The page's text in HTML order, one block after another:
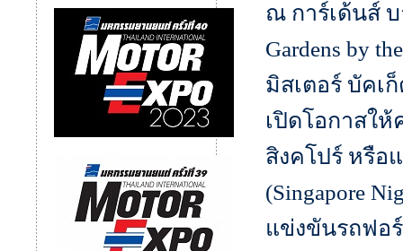
ณ การ์เด้นส์ บ
Gardens by
มิสเตอร์ บัคเก็
เปิดโอกาสใ
สิงคโปร์ หรือ
(Singapore
แข่งขันรถฟอร์